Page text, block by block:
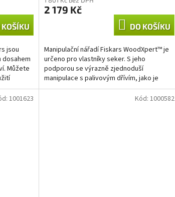
KOŠÍKU
jsou
dosahem
Můžete
2 179 Kč
DO KOŠÍKU
Manipulační nářadí Fiskars WoodXpert™ je
určeno pro vlastníky seker. S jeho
podporou se výrazně zjednoduší
manipulace s palivovým dřívím, jako je
otáčení,...
1001623 Kód: 1000582